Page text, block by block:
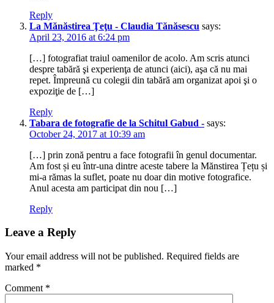
Reply
La Mănăstirea Ţeţu - Claudia Tănăsescu says:
April 23, 2016 at 6:24 pm
[…] fotografiat traiul oamenilor de acolo. Am scris atunci
despre tabără şi experienţa de atunci (aici), aşa că nu mai
repet. Împreună cu colegii din tabără am organizat apoi şi o
expoziţie de […]
Reply
Tabara de fotografie de la Schitul Gabud - says:
October 24, 2017 at 10:39 am
[…] prin zonă pentru a face fotografii în genul documentar.
Am fost și eu într-una dintre aceste tabere la Mănstirea Țețu și
mi-a rămas la suflet, poate nu doar din motive fotografice.
Anul acesta am participat din nou […]
Reply
Leave a Reply
Your email address will not be published. Required fields are
marked *
Comment *